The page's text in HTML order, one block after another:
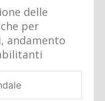
delle
per
andamento